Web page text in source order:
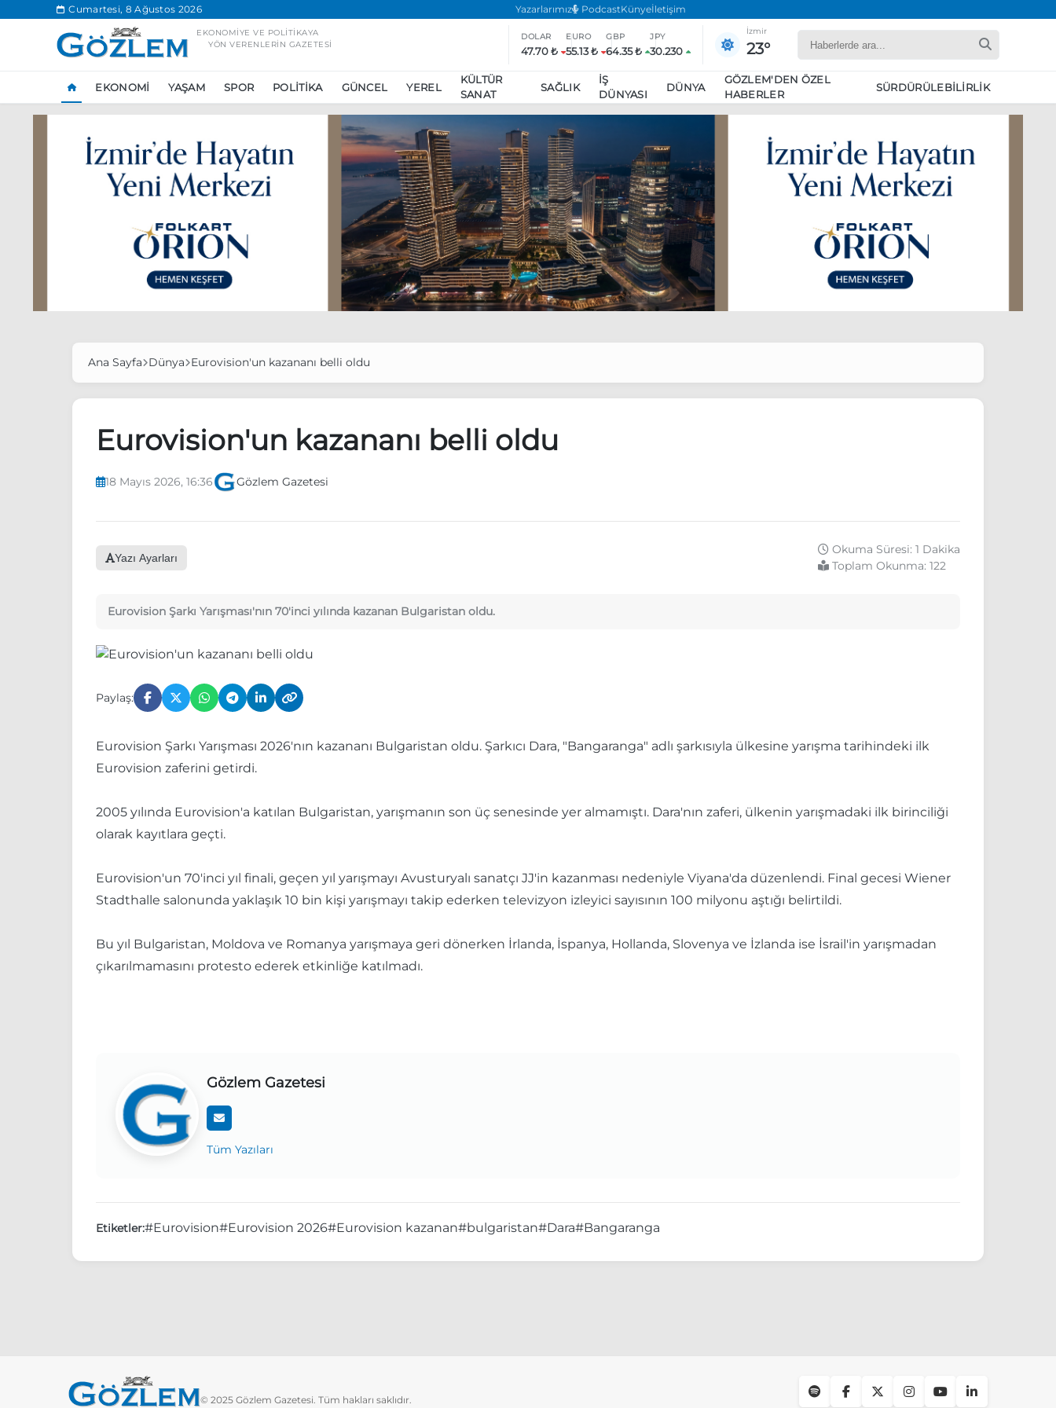
Cumartesi, 8 Ağustos 2026 Yazarlarımız PodcastKünyeİletişim
EKONOMIYE VE POLITIKAYA
YÖN VERENLERIN GAZETESI
DOLAR
47.70 ₺
EURO
55.13 ₺
GBP
64.35 ₺
JPY
30.230
İzmir
23°
EKONOMI YAŞAM SPOR POLITIKA GÜNCEL YEREL
KÜLTÜR
SANAT
SAĞLIK
İŞ
DÜNYASI
DÜNYA
GÖZLEM'DEN ÖZEL
HABERLER
SÜRDÜRÜLEBILIRLIK
Ankara’da eylem yasağı uzatıldı
Özgür Özel, Ekrem İmamoğlu’nu ziyaret edecek
Ünlü çift bir etkinliğe daha katılmama kararı aldı
Boykot
Ana Sayfa Dünya Eurovision'un kazananı belli oldu
Eurovision'un kazananı belli oldu
18 Mayıs 2026, 16:36 Gözlem Gazetesi
Yazı Ayarları
Okuma Süresi: 1 Dakika
Toplam Okunma: 122
Eurovision Şarkı Yarışması'nın 70'inci yılında kazanan Bulgaristan oldu.
Paylaş:
Eurovision Şarkı Yarışması 2026'nın kazananı Bulgaristan oldu. Şarkıcı Dara, "Bangaranga" adlı şarkısıyla ülkesine yarışma tarihindeki ilk
Eurovision zaferini getirdi.
2005 yılında Eurovision'a katılan Bulgaristan, yarışmanın son üç senesinde yer almamıştı. Dara'nın zaferi, ülkenin yarışmadaki ilk birinciliği
olarak kayıtlara geçti.
Eurovision'un 70'inci yıl finali, geçen yıl yarışmayı Avusturyalı sanatçı JJ'in kazanması nedeniyle Viyana'da düzenlendi. Final gecesi Wiener
Stadthalle salonunda yaklaşık 10 bin kişi yarışmayı takip ederken televizyon izleyici sayısının 100 milyonu aştığı belirtildi.
Bu yıl Bulgaristan, Moldova ve Romanya yarışmaya geri dönerken İrlanda, İspanya, Hollanda, Slovenya ve İzlanda ise İsrail'in yarışmadan
çıkarılmamasını protesto ederek etkinliğe katılmadı.
Gözlem Gazetesi
Tüm Yazıları
Etiketler:#Eurovision#Eurovision 2026#Eurovision kazanan#bulgaristan#Dara#Bangaranga
© 2025 Gözlem Gazetesi. Tüm hakları saklıdır.